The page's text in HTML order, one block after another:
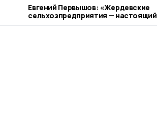
Евгений Первышов: «Жердевские
сельхозпредприятия — настоящий
пример ответственного бизнеса»